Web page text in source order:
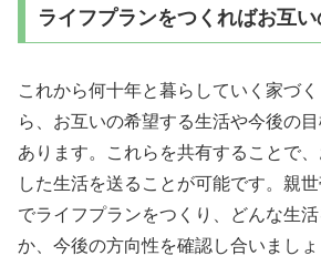
ライフプランをつくればお互
これから何十年と暮らしていく家づ
ら、お互いの希望する生活や今後の
あります。これらを共有することで
した生活を送ることが可能です。親
でライフプランをつくり、どんな生
か、今後の方向性を確認し合いまし